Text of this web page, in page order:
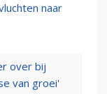
naar
over bij
van groei'